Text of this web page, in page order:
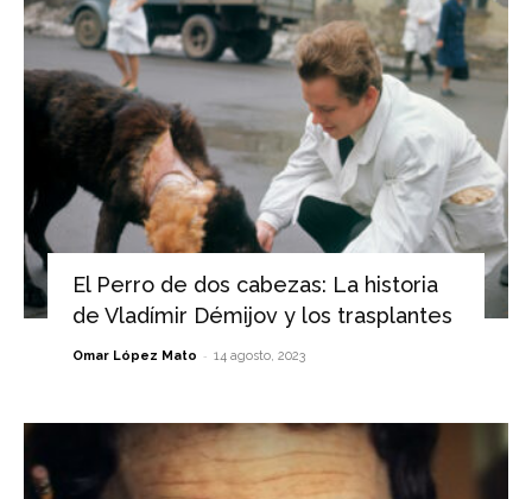
El Perro de dos cabezas: La historia
de Vladímir Démijov y los trasplantes
Omar López Mato - 14 agosto, 2023